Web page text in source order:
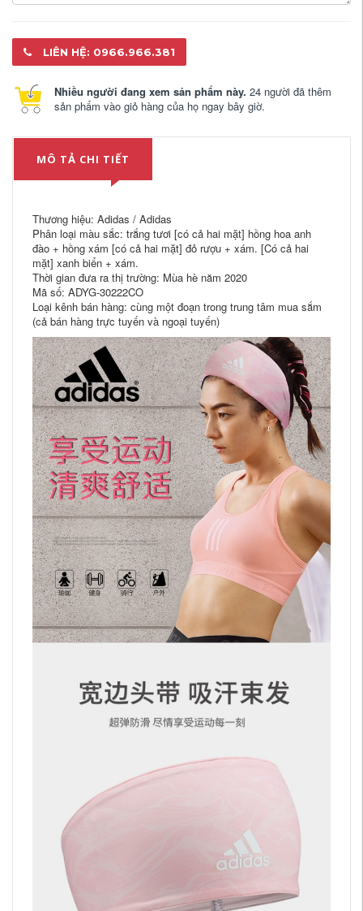
LIÊN HỆ: 0966.966.381
Nhiều người đang xem sản phẩm này. 24 người đã thêm
sản phẩm vào giỏ hàng của họ ngay bây giờ.
MÔ TẢ CHI TIẾT
Thương hiệu: Adidas / Adidas
Phân loại màu sắc: trắng tươi [có cả hai mặt] hồng hoa anh
đào + hồng xám [có cả hai mặt] đỏ rượu + xám. [Có cả hai
mặt] xanh biển + xám.
Thời gian đưa ra thị trường: Mùa hè năm 2020
Mã số: ADYG-30222CO
Loại kênh bán hàng: cùng một đoạn trong trung tâm mua sắm
(cả bán hàng trực tuyến và ngoại tuyến)